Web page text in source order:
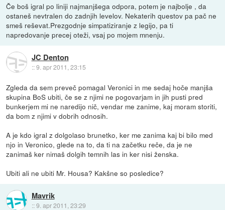
Če boš igral po liniji najmanjšega odpora, potem je najbolje , da
ostaneš nevtralen do zadnjih levelov. Nekaterih questov pa pač ne
smeš reševat.Prezgodnje simpatiziranje z legijo, pa ti
napredovanje precej oteži, vsaj po mojem mnenju.
JC Denton
::9. apr 2011, 23:15
Zgleda da sem preveč pomagal Veronici in me sedaj hoče manjša
skupina BoS ubiti, če se z njimi ne pogovarjam in jih pusti pred
bunkerjem mi ne naredijo nič, vendar me zanime, kaj moram storiti,
da bom z njimi v dobrih odnosih.
A je kdo igral z dolgolaso brunetko, ker me zanima kaj bi bilo med
njo in Veronico, glede na to, da ti na začetku reče, da je ne
zanimaš ker nimaš dolgih temnih las in ker nisi ženska.
Ubiti ali ne ubiti Mr. Housa? Kakšne so posledice?
Mavrik
::9. apr 2011, 23:29